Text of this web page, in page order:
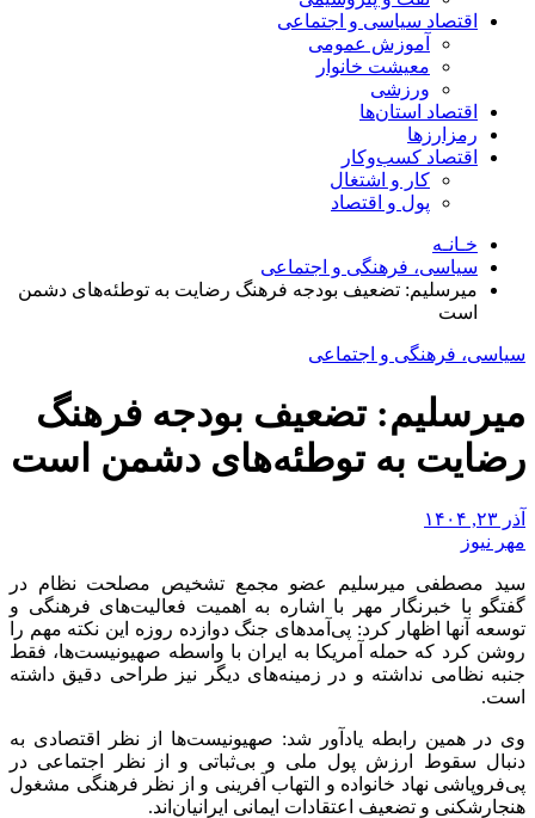
اقتصاد سیاسی و اجتماعی
آموزش عمومی
معیشت خانوار
ورزشی
اقتصاد استان‌ها
رمزارزها
اقتصاد کسب‌و‌کار
کار و اشتغال
پول و اقتصاد
خـانـه
سیاسی، فرهنگی و اجتماعی
میرسلیم: تضعیف بودجه فرهنگ رضایت به توطئه‌های دشمن
است
سیاسی، فرهنگی و اجتماعی
میرسلیم: تضعیف بودجه فرهنگ
رضایت به توطئه‌های دشمن است
آذر ۲۳, ۱۴۰۴
مهر نیوز
سید مصطفی میرسلیم
عضو مجمع تشخیص مصلحت نظام در
گفتگو با خبرنگار مهر با اشاره به اهمیت فعالیت‌های فرهنگی و
توسعه آنها اظهار کرد: پی‌آمدهای جنگ دوازده روزه این نکته مهم را
روشن کرد که حمله آمریکا به ایران با واسطه صهیونیست‌ها، فقط
جنبه نظامی نداشته و در زمینه‌های دیگر نیز طراحی دقیق داشته
است.
وی در همین رابطه یادآور شد: صهیونیست‌ها از نظر اقتصادی به
دنبال سقوط ارزش پول ملی و بی‌ثباتی و از نظر اجتماعی در
پی‌فروپاشی نهاد خانواده و التهاب آفرینی و از نظر فرهنگی مشغول
هنجارشکنی و تضعیف اعتقادات ایمانی ایرانیان‌اند.